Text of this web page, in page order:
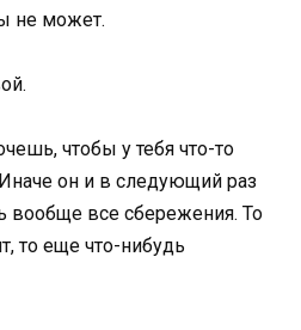
не может.
чтобы у тебя что-то
он и в следующий раз
вообще все сбережения. То
то еще что-нибудь